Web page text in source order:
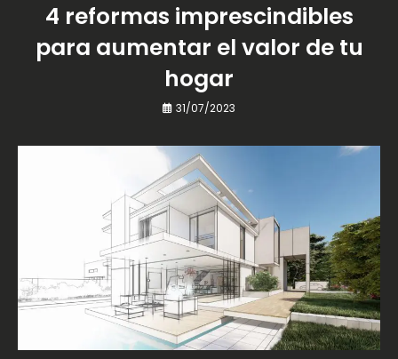
4 reformas imprescindibles
para aumentar el valor de tu
hogar
31/07/2023